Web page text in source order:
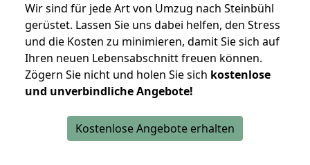
Wir sind für jede Art von Umzug nach Steinbühl
gerüstet. Lassen Sie uns dabei helfen, den Stress
und die Kosten zu minimieren, damit Sie sich auf
Ihren neuen Lebensabschnitt freuen können.
Zögern Sie nicht und holen Sie sich kostenlose
und unverbindliche Angebote!
Kostenlose Angebote erhalten